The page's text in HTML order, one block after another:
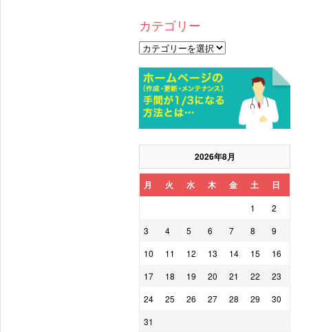
カテゴリー
2026年8月
月 火 水 木 金 土 日
1
2
3
4 5 6 7 8
9
10
11 12 13 14 15
16
17
18 19 20 21 22
23
24
25 26 27 28 29
30
31